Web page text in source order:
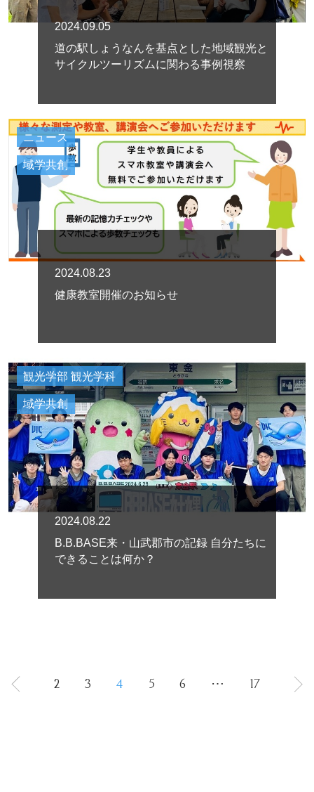
2024.09.05
道の駅しょうなんを基点とした地域観光と
サイクルツーリズムに関わる事例視察
ニュース
域学共創
2024.08.23
健康教室開催のお知らせ
観光学部 観光学科
域学共創
2024.08.22
B.B.BASE来・山武郡市の記録 自分たちに
できることは何か？
2 3 4 5 6 ⋯ 17